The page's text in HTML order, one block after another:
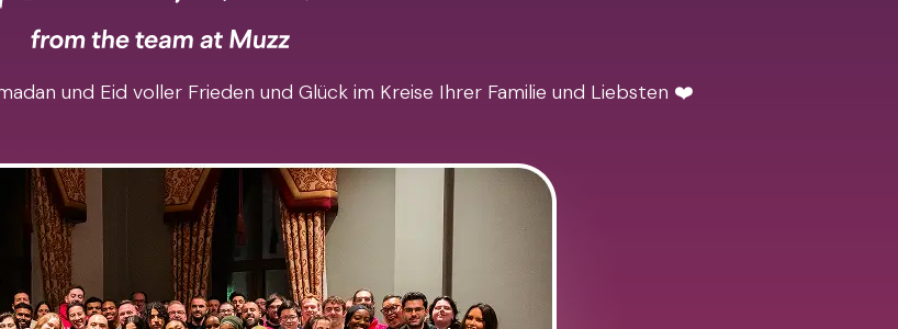
und Eid voller Frieden und Glück im Kreise Ihrer Familie und Liebsten ❤️